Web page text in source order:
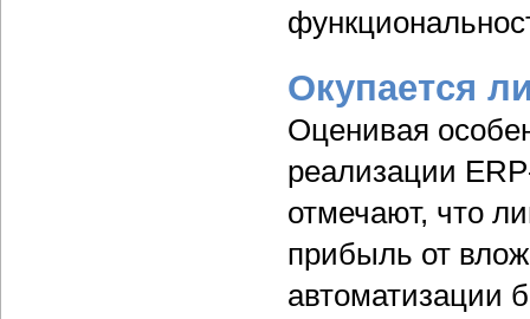
Окупается
Оценивая
реализации
отмечают, что
прибыль от
автоматизации